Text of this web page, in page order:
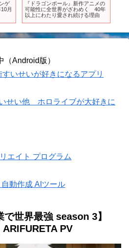
ゲ
月
『ドラゴンボール』新作アニメの
可能性に全世界がざわめく 40年
以上にわたり愛され続ける理由
Android版）
いせいが好きになるアプリ
せい他 ホロライブが大好きに
エイト プログラム
動作成 AIツール
で世界最強 season 3】
PV